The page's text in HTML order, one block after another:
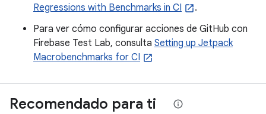
Regressions with Benchmarks in CI
.
Para ver cómo configurar acciones de GitHub con
Firebase Test Lab, consulta Setting up Jetpack
Macrobenchmarks for CI
Recomendado para ti